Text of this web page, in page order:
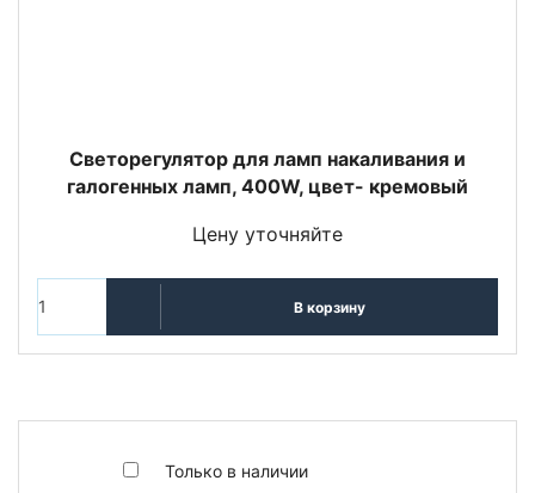
Только в наличии
Светорегулятор для ламп накаливания и
галогенных ламп, 400W, цвет- кремовый
Цену уточняйте
В корзину